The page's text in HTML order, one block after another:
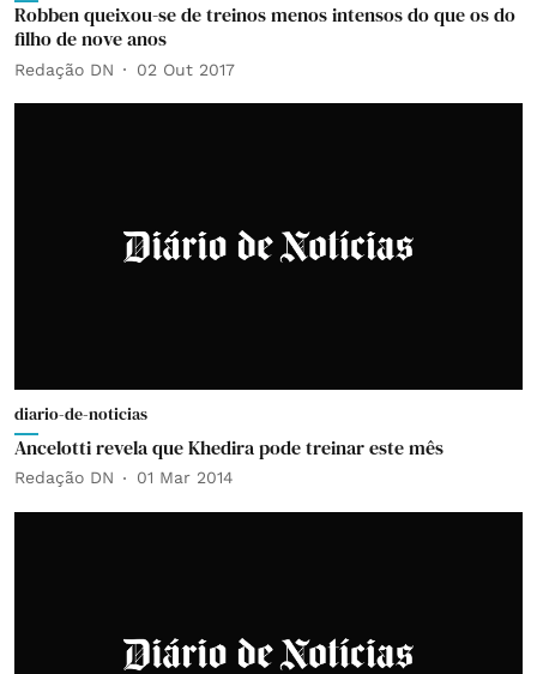
Robben queixou-se de treinos menos intensos do que os do
filho de nove anos
Redação DN 02 Out 2017
diario-de-noticias
Ancelotti revela que Khedira pode treinar este mês
Redação DN 01 Mar 2014